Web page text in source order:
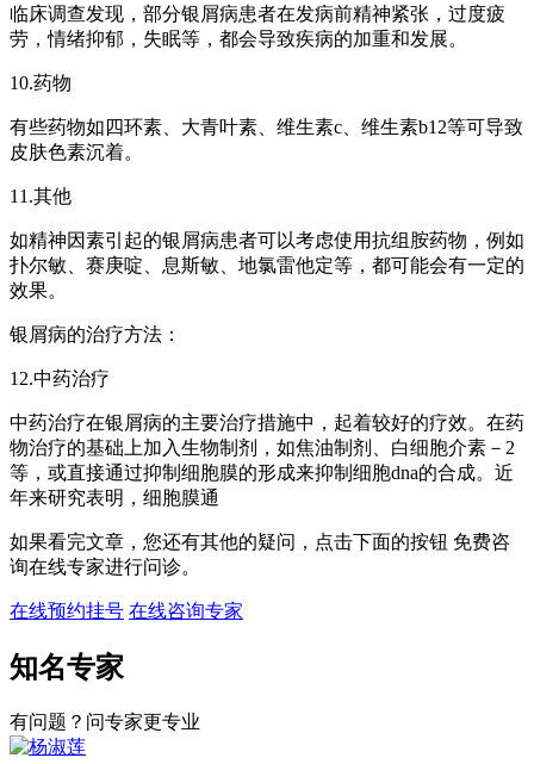
临床调查发现，部分银屑病患者在发病前精神紧张，过度疲
劳，情绪抑郁，失眠等，都会导致疾病的加重和发展。
10.药物
有些药物如四环素、大青叶素、维生素c、维生素b12等可导致
皮肤色素沉着。
11.其他
如精神因素引起的银屑病患者可以考虑使用抗组胺药物，例如
扑尔敏、赛庚啶、息斯敏、地氯雷他定等，都可能会有一定的
效果。
银屑病的治疗方法：
12.中药治疗
中药治疗在银屑病的主要治疗措施中，起着较好的疗效。在药
物治疗的基础上加入生物制剂，如焦油制剂、白细胞介素－2
等，或直接通过抑制细胞膜的形成来抑制细胞dna的合成。近
年来研究表明，细胞膜通
如果看完文章，您还有其他的疑问，点击下面的按钮 免费咨
询在线专家进行问诊。
在线预约挂号 在线咨询专家
知名专家
有问题？问专家更专业